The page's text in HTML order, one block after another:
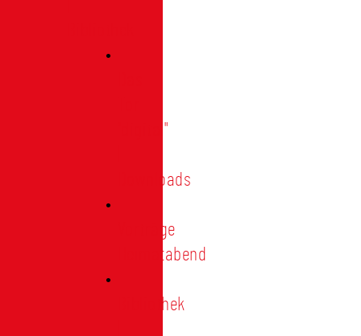
"digital"
Downloads
Vorträge
Heimatabend
Bibliothek